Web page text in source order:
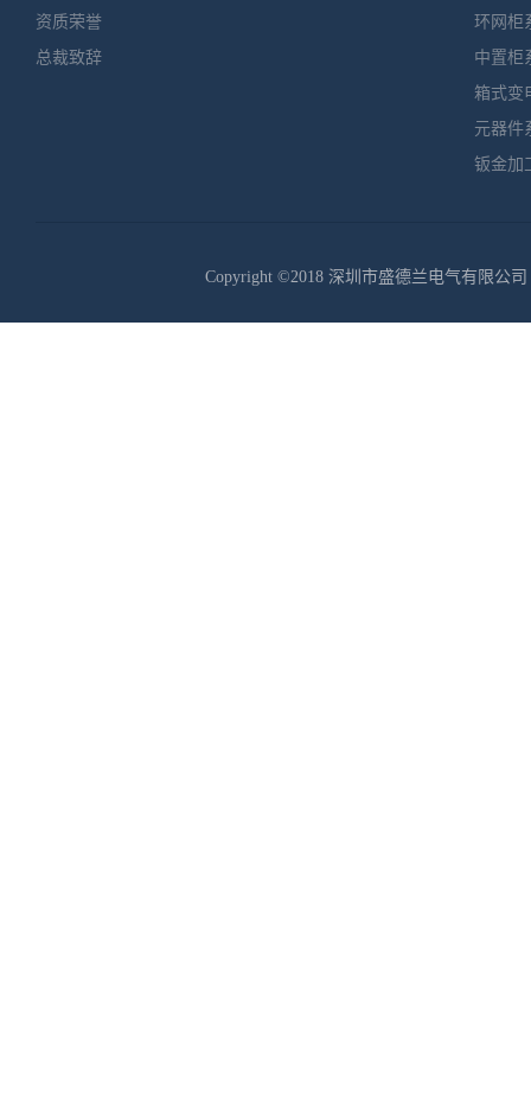
资质荣誉
总裁致辞
环网柜
中置柜
箱式变
元器件
钣金加
Copyright ©2018 深圳市盛德兰电气有限公司